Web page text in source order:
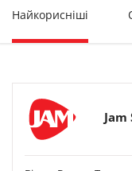
Найкорисніші